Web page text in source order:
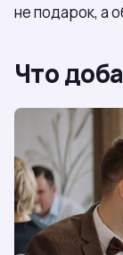
не подарок, а
Что